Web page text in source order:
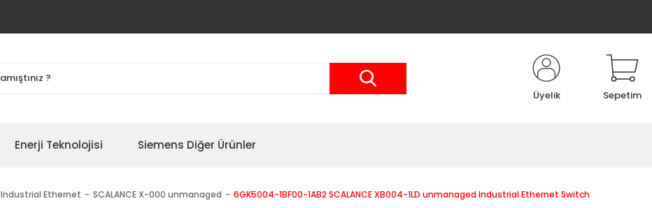
Üyelik Sepetim
Enerji Teknolojisi Siemens Diğer Ürünler
Industrial Ethernet SCALANCE X-000 unmanaged 6GK5004-1BF00-1AB2 SCALANCE XB004-1LD unmanaged Industrial Ethernet Switch